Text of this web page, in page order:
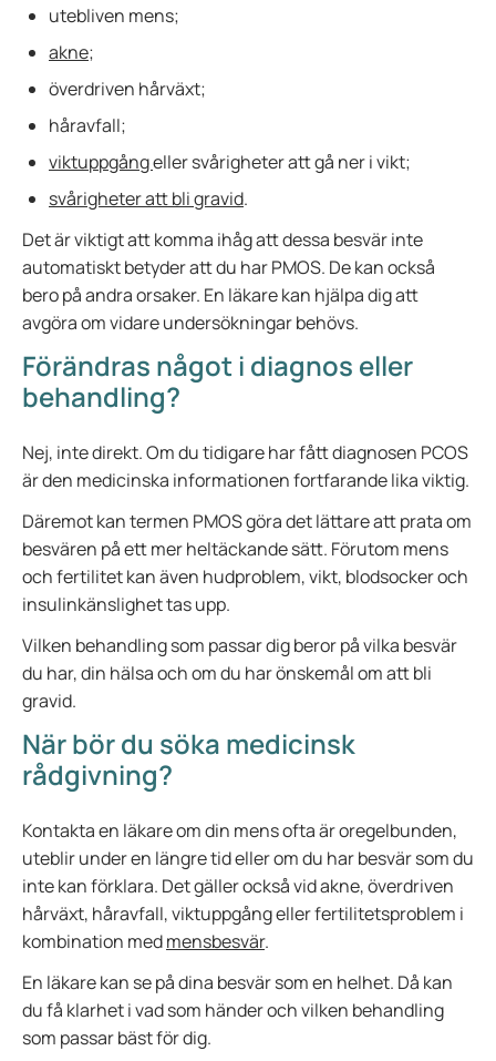
utebliven mens;
akne;
överdriven hårväxt;
håravfall;
viktuppgångeller svårigheter att gå ner i vikt;
svårigheter att bli gravid.
Det är viktigt att komma ihåg att dessa besvär inte
automatiskt betyder att du har PMOS. De kan också
bero på andra orsaker. En läkare kan hjälpa dig att
avgöra om vidare undersökningar behövs.
Förändras något i diagnos eller
behandling?
Nej, inte direkt. Om du tidigare har fått diagnosen PCOS
är den medicinska informationen fortfarande lika viktig.
Däremot kan termen PMOS göra det lättare att prata om
besvären på ett mer heltäckande sätt. Förutom mens
och fertilitet kan även hudproblem, vikt, blodsocker och
insulinkänslighet tas upp.
Vilken behandling som passar dig beror på vilka besvär
du har, din hälsa och om du har önskemål om att bli
gravid.
När bör du söka medicinsk
rådgivning?
Kontakta en läkare om din mens ofta är oregelbunden,
uteblir under en längre tid eller om du har besvär som du
inte kan förklara. Det gäller också vid akne, överdriven
hårväxt, håravfall, viktuppgång eller fertilitetsproblem i
kombination medmensbesvär.
En läkare kan se på dina besvär som en helhet. Då kan
du få klarhet i vad som händer och vilken behandling
som passar bäst för dig.